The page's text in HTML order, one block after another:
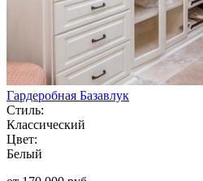
Гардеробная Базавлук
Стиль:
Классический
Цвет:
Белый